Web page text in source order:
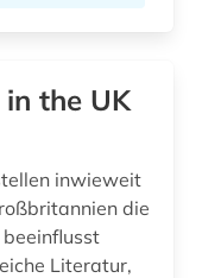
the UK
inwieweit
die
Literatur,